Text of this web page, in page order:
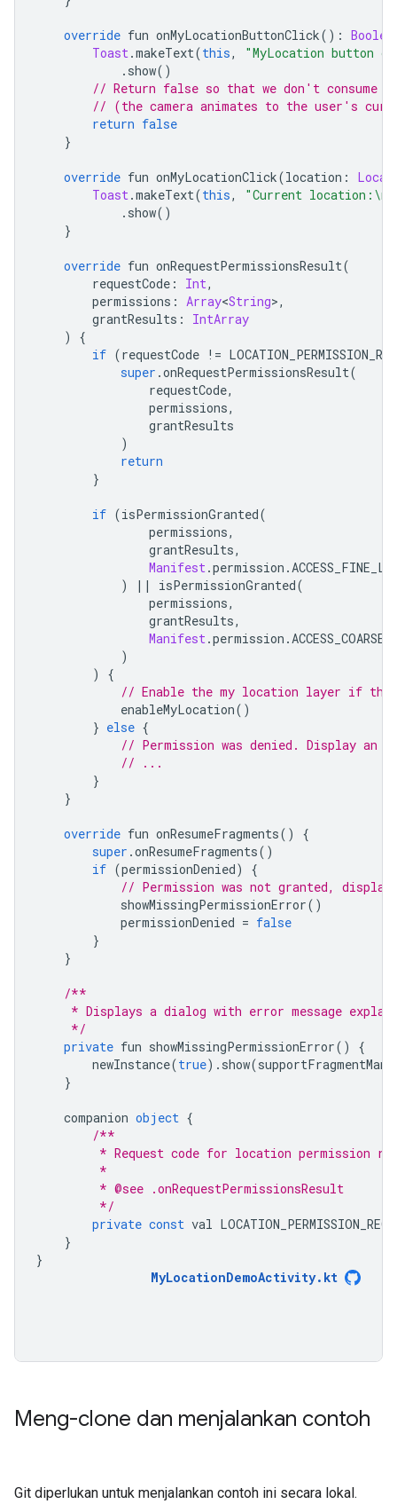
override fun onMyLocationButtonClick():
Toast .makeText(this,
"MyLocation button
. show()
// Return false so that we don't consume
// (the camera animates to the user's
return false
}
override fun onMyLocationClick(location :
Toast .makeText(this,
"Current
. show()
}
override fun onRequestPermissionsResult(
requestCode : Int,
permissions : Array<String>,
grantResults :
IntArray
)
{
if (requestCode !=
super .onRequestPermissionsResult(
requestCode,
permissions,
grantResults
)
return
}
if (isPermissionGranted(
permissions,
grantResults,
Manifest .permission .
)
|| isPermissionGranted(
permissions,
grantResults,
Manifest .permission .
)
)
{
// Enable the my location layer if the
enableMyLocation()
} else {
// Permission was denied. Display an
// ...
}
}
override fun onResumeFragments()
{
super .onResumeFragments()
if (permissionDenied)
{
// Permission was not granted,
showMissingPermissionError()
permissionDenied = false
}
}
/**
* Displays a dialog with error message
*/
private fun showMissingPermissionError()
{
newInstance(true). show(
}
companion object {
/**
* Request code for location permission
*
* @see .onRequestPermissionsResult
*/
private const val
}
}
MyLocationDemoActivity.kt
Meng-clone dan menjalankan contoh
Git diperlukan untuk menjalankan contoh ini secara lokal.